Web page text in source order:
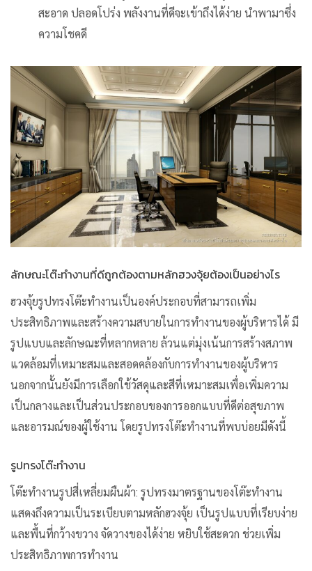
สะอาด ปลอดโปร่ง พลังงานที่ดีจะเข้าถึงได้ง่าย นำพามาซึ่ง
ความโชคดี
ลักษณะโต๊ะทำงานที่ดีถูกต้องตามหลักฮวงจุ้ยต้องเป็นอย่างไร
ฮวงจุ้ยรูปทรงโต๊ะทำงานเป็นองค์ประกอบที่สามารถเพิ่ม
ประสิทธิภาพและสร้างความสบายในการทำงานของผู้บริหารได้ มี
รูปแบบและลักษณะที่หลากหลาย ล้วนแต่มุ่งเน้นการสร้างสภาพ
แวดล้อมที่เหมาะสมและสอดคล้องกับการทำงานของผู้บริหาร
นอกจากนั้นยังมีการเลือกใช้วัสดุและสีที่เหมาะสมเพื่อเพิ่มความ
เป็นกลางและเป็นส่วนประกอบของการออกแบบที่ดีต่อสุขภาพ
และอารมณ์ของผู้ใช้งาน โดยรูปทรงโต๊ะทำงานที่พบบ่อยมีดังนี้
รูปทรงโต๊ะทำงาน
โต๊ะทำงานรูปสี่เหลี่ยมผืนผ้า: รูปทรงมาตรฐานของโต๊ะทำงาน
แสดงถึงความเป็นระเบียบตามหลักฮวงจุ้ย เป็นรูปแบบที่เรียบง่าย
และพื้นที่กว้างขวาง จัดวางของได้ง่าย หยิบใช้สะดวก ช่วยเพิ่ม
ประสิทธิภาพการทำงาน